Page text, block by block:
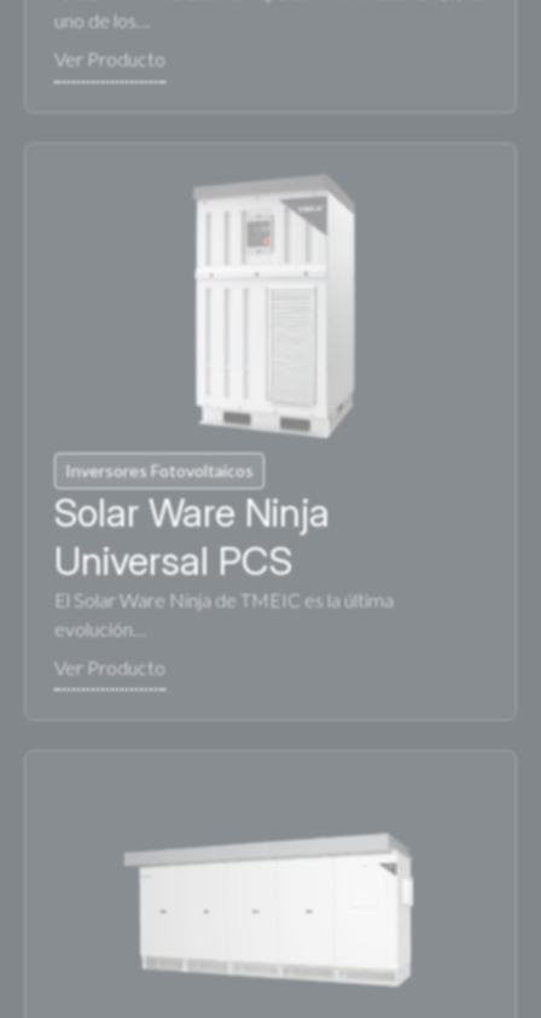
uno de los…
Inversores Fotovoltaicos
Solar Ware Ninja
Universal PCS
El Solar Ware Ninja de TMEIC es la última
evolución…